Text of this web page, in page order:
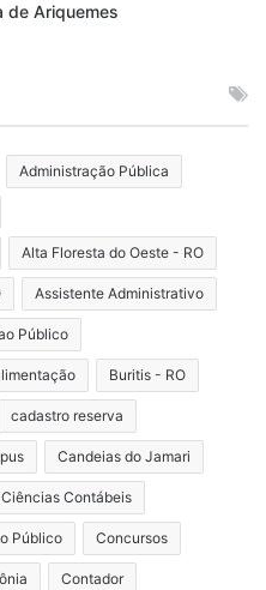
de Ariquemes
Administração Pública
Alta Floresta do Oeste - RO
Assistente Administrativo
Público
Buritis - RO
cadastro reserva
Candeias do Jamari
Ciências Contábeis
Público Concursos
Contador